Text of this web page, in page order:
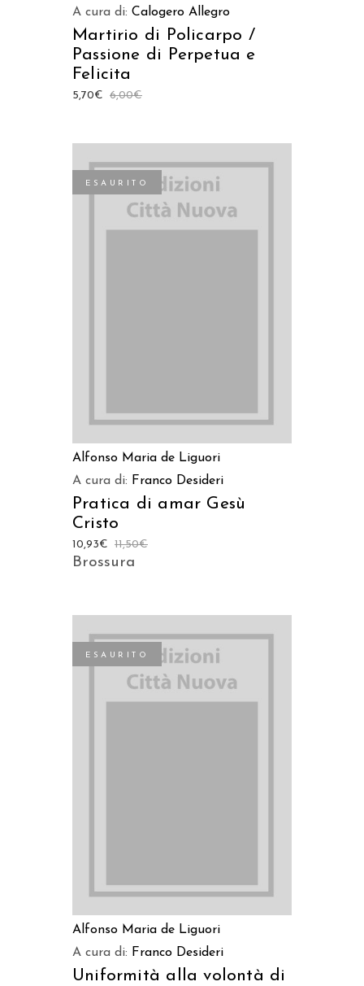
A cura di: Calogero Allegro
Martirio di Policarpo /
Passione di Perpetua e
Felicita
6,00€
5,70€
ESAURITO
Alfonso Maria de Liguori
A cura di: Franco Desideri
Pratica di amar Gesù
Cristo
11,50€
10,93€
Brossura
ESAURITO
Alfonso Maria de Liguori
A cura di: Franco Desideri
Uniformità alla volontà di